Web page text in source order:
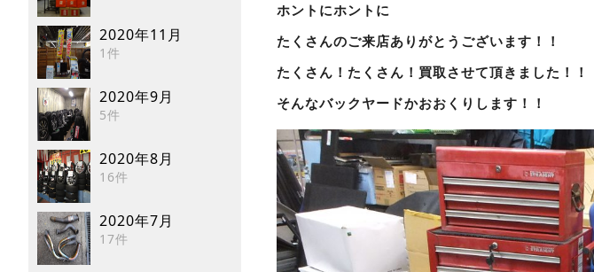
2020年11月
1件
2020年9月
5件
2020年8月
16件
2020年7月
17件
ホントにホントに
たくさんのご来店ありがとうございます！！
たくさん！たくさん！買取させて頂きました！！
そんなバックヤードかおおくりします！！